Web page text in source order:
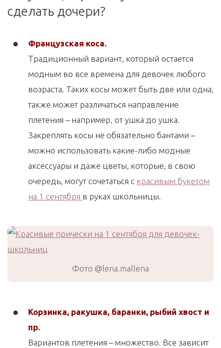
сделать дочери?
Французская коса.
Традиционный вариант, который остается
модным во все времена для девочек любого
возраста. Таких косы может быть две или одна,
также может различаться направление
плетения – например, от ушка до ушка.
Закреплять косы не обязательно бантами –
можно использовать какие-либо модные
аксессуары и даже цветы, которые, в свою
очередь, могут сочетаться с красивым букетом
на 1 сентября в руках школьницы.
Фото @lena.mallena
Корзинка, ракушка, баранки, рыбий хвост и
пр.
Вариантов плетения – множество. Все зависит